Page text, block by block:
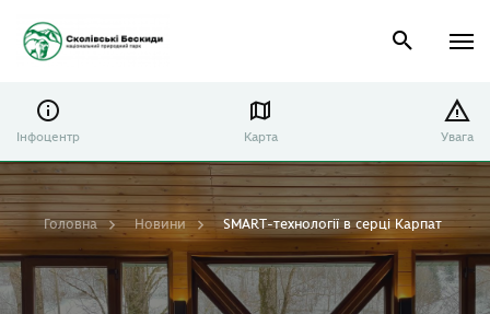
Інфоцентр Карта Увага
Головна Новини SMART-технології в серці Карпат